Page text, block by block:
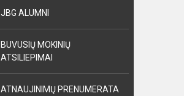
JBG ALUMNI
BUVUSIŲ MOKINIŲ
ATSILIEPIMAI
ATNAUJINIMŲ PRENUMERATA